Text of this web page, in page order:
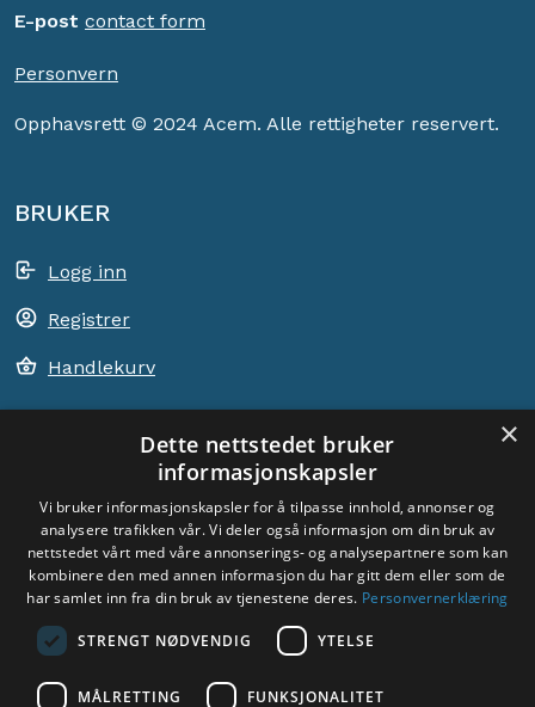
E-post contact form
Personvern
Opphavsrett © 2024 Acem. Alle rettigheter reservert.
BRUKER
Logg inn
Registrer
Handlekurv
ACEM VERDEN OVER
VELG LAND
Dyade
×
Dette nettstedet bruker
informasjonskapsler
Vi bruker informasjonskapsler for å tilpasse innhold, annonser og
analysere trafikken vår. Vi deler også informasjon om din bruk av
nettstedet vårt med våre annonserings- og analysepartnere som kan
kombinere den med annen informasjon du har gitt dem eller som de
har samlet inn fra din bruk av tjenestene deres. Personvernerklæring
STRENGT NØDVENDIG YTELSE
MÅLRETTING FUNKSJONALITET